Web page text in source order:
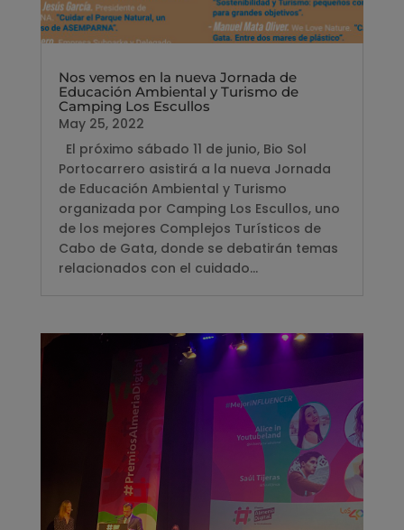
Nos vemos en la nueva Jornada de
Educación Ambiental y Turismo de
Camping Los Escullos
May 25, 2022
El próximo sábado 11 de junio, Bio Sol
Portocarrero asistirá a la nueva Jornada
de Educación Ambiental y Turismo
organizada por Camping Los Escullos, uno
de los mejores Complejos Turísticos de
Cabo de Gata, donde se debatirán temas
relacionados con el cuidado...